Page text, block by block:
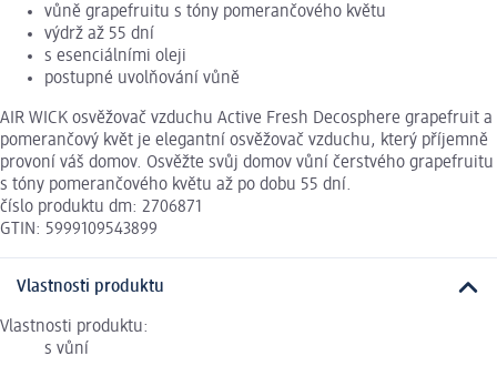
vůně grapefruitu s tóny pomerančového květu
výdrž až 55 dní
s esenciálními oleji
postupné uvolňování vůně
AIR WICK osvěžovač vzduchu Active Fresh Decosphere grapefruit a
pomerančový květ je elegantní osvěžovač vzduchu, který příjemně
provoní váš domov. Osvěžte svůj domov vůní čerstvého grapefruitu
s tóny pomerančového květu až po dobu 55 dní.
číslo produktu dm: 2706871
GTIN: 5999109543899
Vlastnosti produktu
Vlastnosti produktu:
s vůní